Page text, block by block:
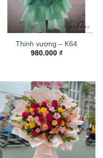
Thinh vượng – K64
980.000 ₫